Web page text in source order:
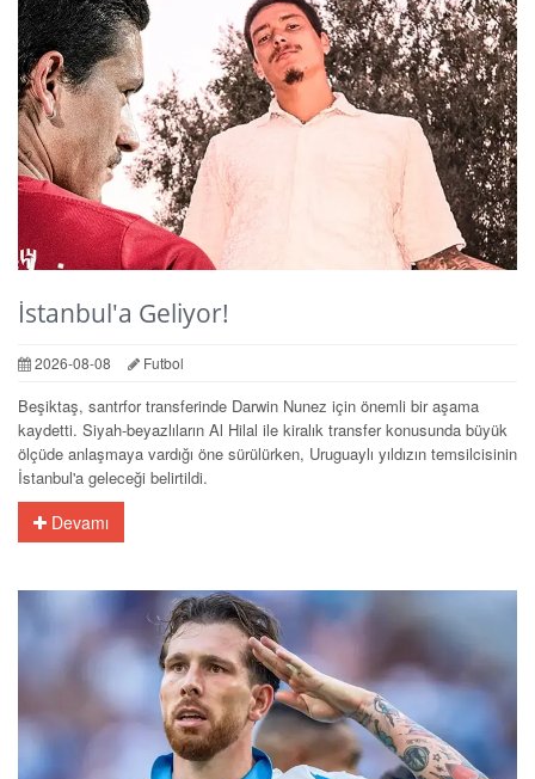
İstanbul'a Geliyor!
2026-08-08 Futbol
Beşiktaş, santrfor transferinde Darwin Nunez için önemli bir aşama
kaydetti. Siyah-beyazlıların Al Hilal ile kiralık transfer konusunda büyük
ölçüde anlaşmaya vardığı öne sürülürken, Uruguaylı yıldızın temsilcisinin
İstanbul'a geleceği belirtildi.
Devamı